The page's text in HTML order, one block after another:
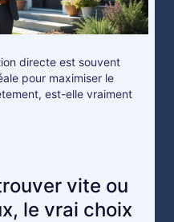
directe est souvent
pour maximiser le
est-elle vraiment
vite ou
le vrai choix